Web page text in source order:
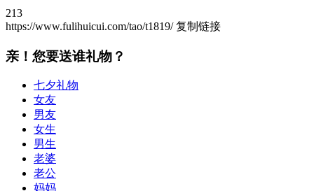
213
https://www.fulihuicui.com/tao/t1819/ 复制链接
亲！您要送谁礼物？
七夕礼物
女友
男友
女生
男生
老婆
老公
妈妈